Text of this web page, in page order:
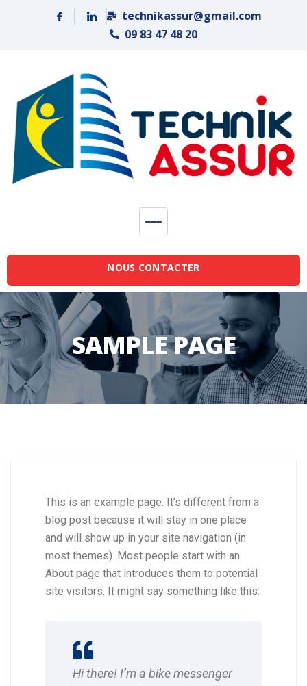
Panneau de gestion des cookiestechnikassur@gmail.com
09 83 47 48 20
NOUS CONTACTER
SAMPLE PAGE
This is an example page. It’s different from a
blog post because it will stay in one place
and will show up in your site navigation (in
most themes). Most people start with an
About page that introduces them to potential
site visitors. It might say something like this:
Hi there! I’m a bike messenger